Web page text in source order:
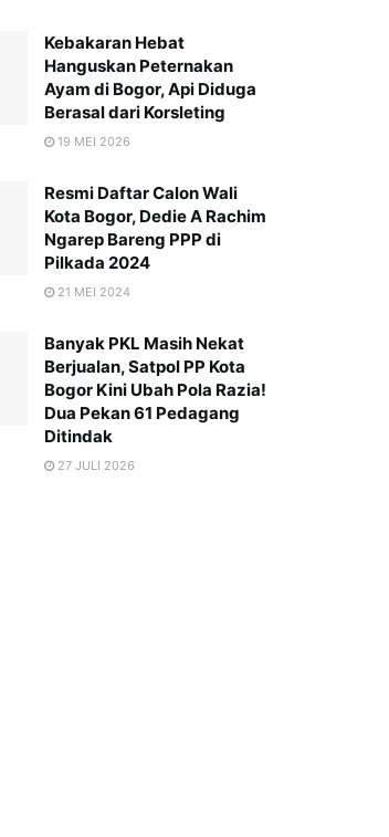
Kebakaran Hebat
Hanguskan Peternakan
Ayam di Bogor, Api Diduga
Berasal dari Korsleting
19 MEI 2026
Resmi Daftar Calon Wali
Kota Bogor, Dedie A Rachim
Ngarep Bareng PPP di
Pilkada 2024
21 MEI 2024
Banyak PKL Masih Nekat
Berjualan, Satpol PP Kota
Bogor Kini Ubah Pola Razia!
Dua Pekan 61 Pedagang
Ditindak
27 JULI 2026